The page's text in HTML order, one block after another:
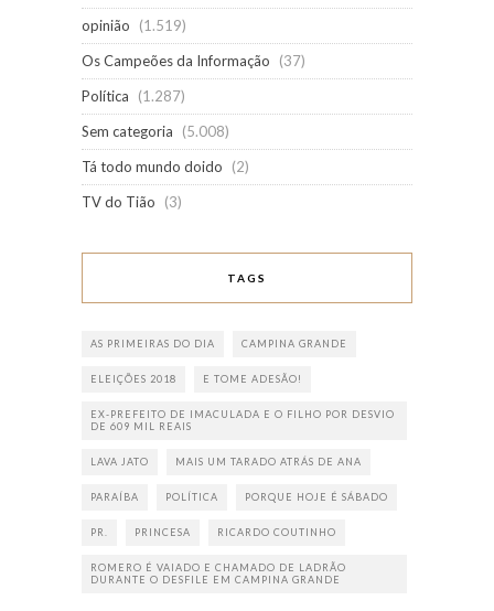
opinião
(1.519)
Os Campeões da Informação
(37)
Política
(1.287)
Sem categoria
(5.008)
Tá todo mundo doido
(2)
TV do Tião
(3)
TAGS
AS PRIMEIRAS DO DIA CAMPINA GRANDE
ELEIÇÕES 2018 E TOME ADESÃO!
EX-PREFEITO DE IMACULADA E O FILHO POR DESVIO
DE 609 MIL REAIS
LAVA JATO MAIS UM TARADO ATRÁS DE ANA
PARAÍBA POLÍTICA PORQUE HOJE É SÁBADO
PR. PRINCESA RICARDO COUTINHO
ROMERO É VAIADO E CHAMADO DE LADRÃO
DURANTE O DESFILE EM CAMPINA GRANDE